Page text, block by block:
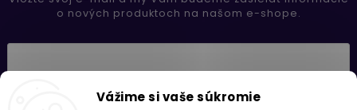
Vážime si vaše súkromie
o nových produktoch na našom e-shope.